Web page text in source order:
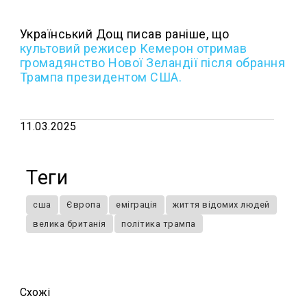
Український Дощ писав раніше, що
культовий режисер Кемерон отримав
громадянство Нової Зеландії після обрання
Трампа президентом США.
11.03.2025
Теги
сша Європа еміграція
життя відомих людей
велика британія
політика трампа
Схожi